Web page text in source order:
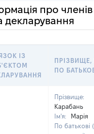
про членів
декларування
ІЗ
ПРІЗВИЩЕ,
ПО
Прізвище:
Карабань
Ім'я:
Марія
По батькові